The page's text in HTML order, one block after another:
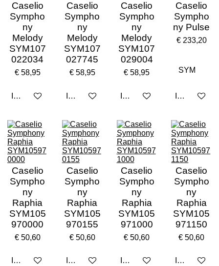
Caselio
Sympho
ny
Melody
SYM107
022034
€ 58,95
In winkelwagen
Caselio
Sympho
ny
Melody
SYM107
027745
€ 58,95
In winkelwagen
Caselio
Sympho
ny
Melody
SYM107
029004
€ 58,95
In winkelwagen
Caselio
Sympho
ny Pulse
€ 233,20
In
Caselio
Sympho
ny
Raphia
SYM105
970000
€ 50,60
In winkelwagen
Caselio
Sympho
ny
Raphia
SYM105
970155
€ 50,60
In winkelwagen
Caselio
Sympho
ny
Raphia
SYM105
971000
€ 50,60
In winkelwagen
Caselio
Sympho
ny
Raphia
SYM105
971150
€ 50,60
In